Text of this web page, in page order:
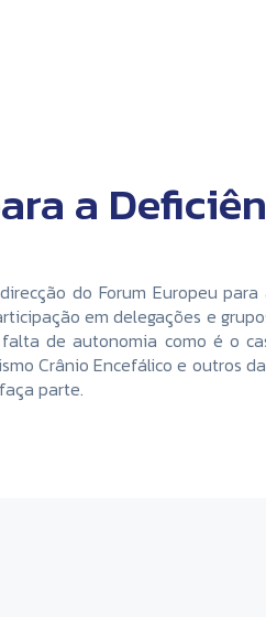
a
do Forum Europeu para
em delegações e
de autonomia como é o
Crânio Encefálico e outros
parte.